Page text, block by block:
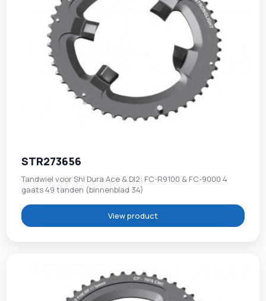
STR273656
Tandwiel voor Shi Dura Ace & DI2: FC-R9100 & FC-9000 4
gaats 49 tanden (binnenblad 34)
View product